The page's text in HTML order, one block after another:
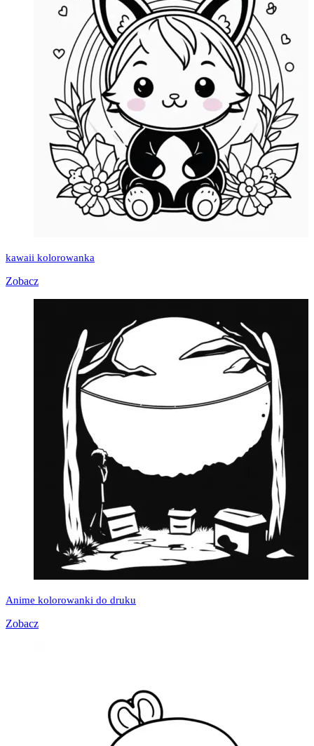
kawaii kolorowanka
Zobacz
Anime kolorowanki do druku
Zobacz